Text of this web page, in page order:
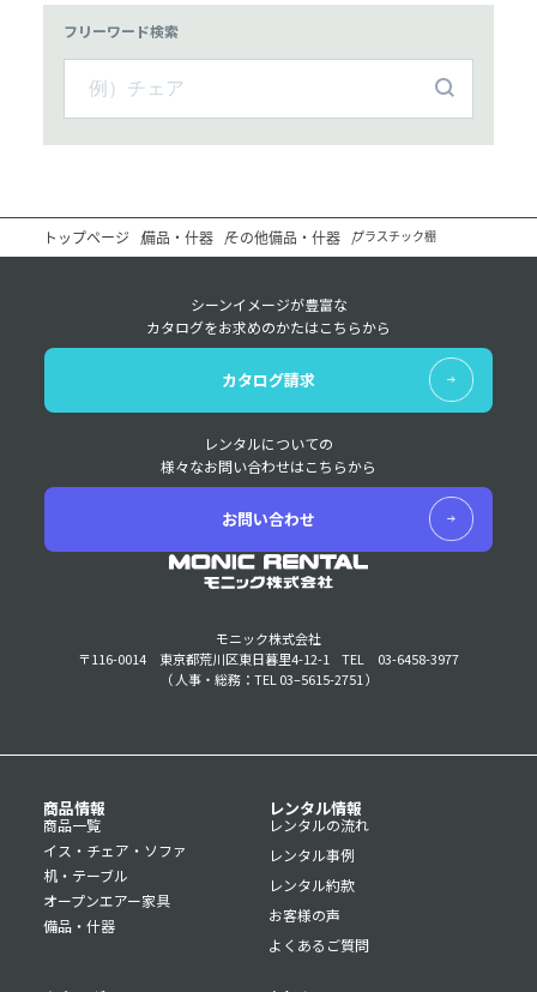
フリーワード検索
トップページ 備品・什器 その他備品・什器 プラスチック棚
モニック株式会社
〒116-0014 東京都荒川区東日暮里4-12-1
TEL 03-6458-3977
（ 人事・総務：TEL 03–5615-2751 ）
シーンイメージが豊富な
カタログをお求めのかたはこちらから
カタログ請求
レンタルについての
様々なお問い合わせはこちらから
お問い合わせ
商品情報
商品一覧
イス・チェア・ソファ
机・テーブル
オープンエアー家具
備品・什器
レンタル情報
レンタルの流れ
レンタル事例
レンタル約款
お客様の声
よくあるご質問